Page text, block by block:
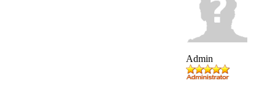
Admin